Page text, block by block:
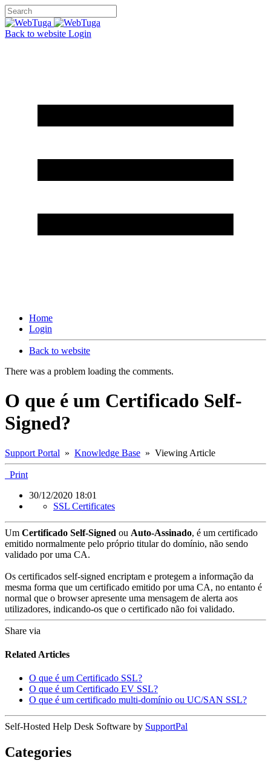
Back to website Login
Home
Login
Back to website
There was a problem loading the comments.
O que é um Certificado Self-
Signed?
Support Portal » Knowledge Base » Viewing Article
Print
30/12/2020 18:01
SSL Certificates
Um Certificado Self-Signed ou Auto-Assinado, é um certificado
emitido normalmente pelo próprio titular do domínio, não sendo
validado por uma CA.
Os certificados self-signed encriptam e protegem a informação da
mesma forma que um certificado emitido por uma CA, no entanto é
normal que o browser apresente uma mensagem de alerta aos
utilizadores, indicando-os que o certificado não foi validado.
Share via
Related Articles
O que é um Certificado SSL?
O que é um Certificado EV SSL?
O que é um certificado multi-domínio ou UC/SAN SSL?
Self-Hosted Help Desk Software by SupportPal
Categories